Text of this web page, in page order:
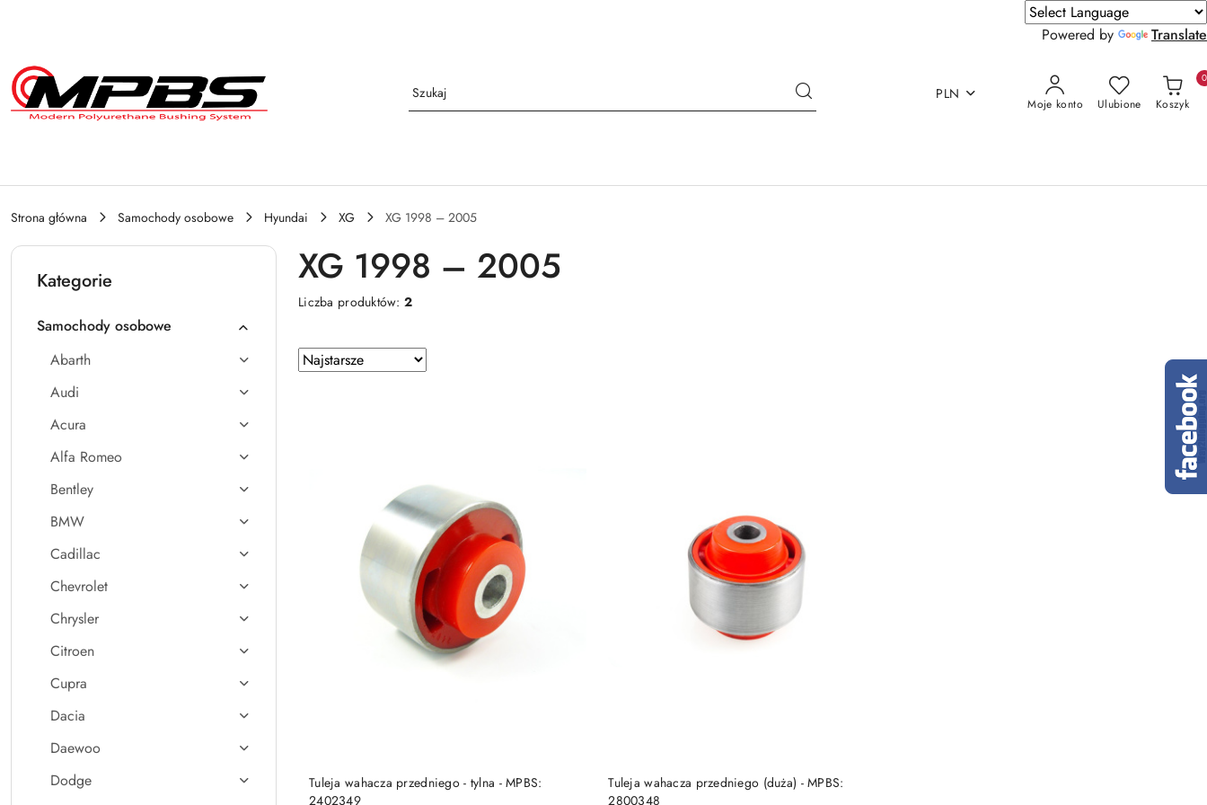
Powered by
Translate
Przejdź do treści głównej
Przejdź do wyszukiwarki
Przejdź do moje konto
Przejdź do menu głównego
Przejdź do stopki
PLN
Moje konto Ulubione Koszyk
0
Strona główna Samochody osobowe Hyundai XG XG 1998 – 2005
Kategorie
Samochody osobowe
Abarth
Audi
Acura
Alfa Romeo
Bentley
BMW
Cadillac
Chevrolet
Chrysler
Citroen
Cupra
Dacia
Daewoo
Dodge
XG 1998 – 2005
Liczba produktów:2
Zastosowano
sortowanie:
Sortuj
według
Tuleja wahacza przedniego - tylna - MPBS:
2402349
DO KOSZYKA
Tuleja wahacza przedniego (duża) - MPBS:
2800348
DO KOSZYKA